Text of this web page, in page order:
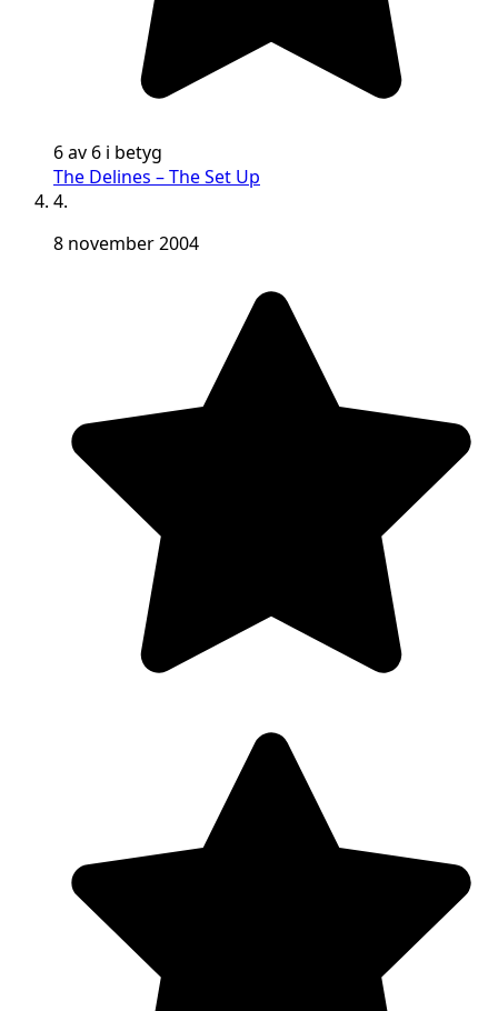
6 av 6 i betyg
The Delines – The Set Up
4.
8 november 2004